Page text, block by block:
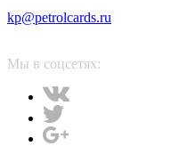
kp@petrolcards.ru
Мы в соцсетях: